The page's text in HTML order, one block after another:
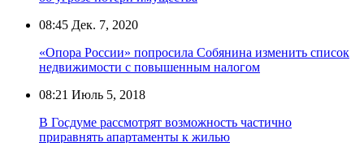
08:45 Дек. 7, 2020
«Опора России» попросила Собянина изменить список
недвижимости с повышенным налогом
08:21 Июль 5, 2018
В Госдуме рассмотрят возможность частично
приравнять апартаменты к жилью